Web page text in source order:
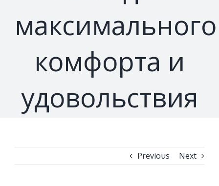
максимального
комфорта и
удовольствия
Previous Next